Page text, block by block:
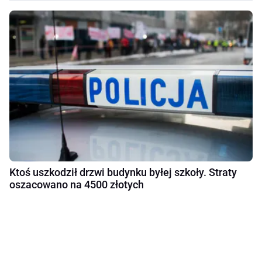
Ktoś uszkodził drzwi budynku byłej szkoły. Straty
oszacowano na 4500 złotych